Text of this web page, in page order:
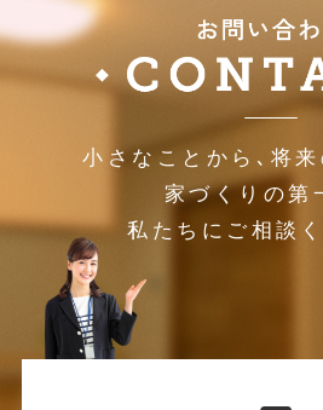
小さなことから､将
家づくりの第
私たちにご相談